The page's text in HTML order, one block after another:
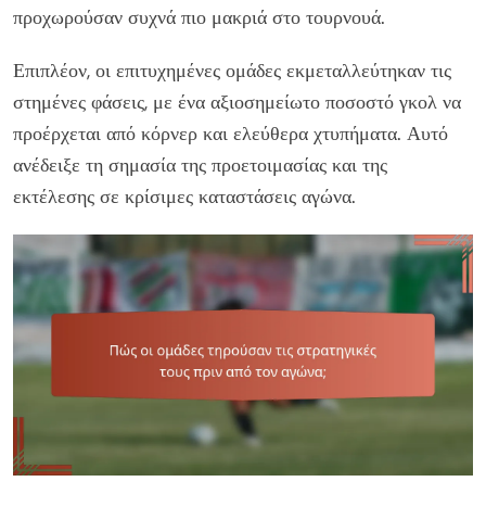
προχωρούσαν συχνά πιο μακριά στο τουρνουά.
Επιπλέον, οι επιτυχημένες ομάδες εκμεταλλεύτηκαν τις
στημένες φάσεις, με ένα αξιοσημείωτο ποσοστό γκολ να
προέρχεται από κόρνερ και ελεύθερα χτυπήματα. Αυτό
ανέδειξε τη σημασία της προετοιμασίας και της
εκτέλεσης σε κρίσιμες καταστάσεις αγώνα.